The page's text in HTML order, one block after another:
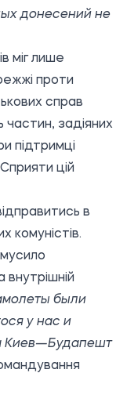
донесений не
міг лише
проти
справ
частин, задіяних
підтримці
цій
в
комуністів.
внутрішній
были
у нас и
Киев—Будапешт